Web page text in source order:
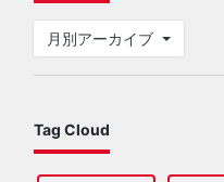
月別アーカイブ
Tag Cloud